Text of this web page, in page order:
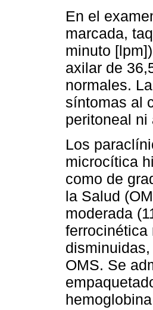
En el
marcada,
minuto
axilar de
normales.
síntomas al
peritoneal ni
Los
microcítica
como de
la Salud
moderada
ferrocinética
OMS. Se